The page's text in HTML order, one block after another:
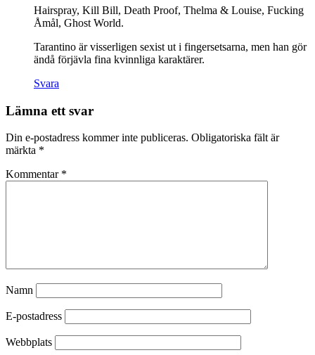
Hairspray, Kill Bill, Death Proof, Thelma & Louise, Fucking
Åmål, Ghost World.
Tarantino är visserligen sexist ut i fingersetsarna, men han gör
ändå förjävla fina kvinnliga karaktärer.
Svara
Lämna ett svar
Din e-postadress kommer inte publiceras. Obligatoriska fält är
märkta *
Kommentar *
Namn
E-postadress
Webbplats